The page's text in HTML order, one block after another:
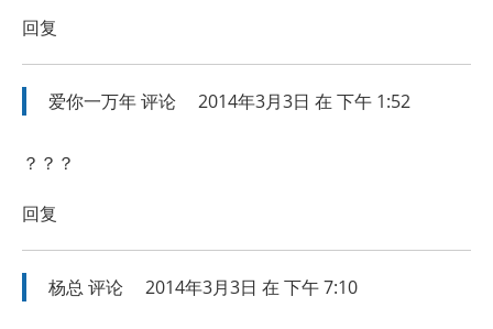
回复
爱你一万年评论 2014年3月3日 在 下午 1:52
？？？
回复
杨总 评论 2014年3月3日 在 下午 7:10